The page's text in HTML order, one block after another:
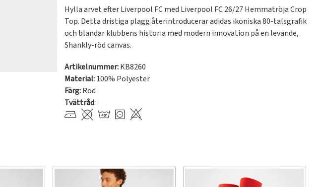
Hylla arvet efter Liverpool FC med Liverpool FC 26/27 Hemmatröja Crop
Top. Detta dristiga plagg återintroducerar adidas ikoniska 80-talsgrafik
och blandar klubbens historia med modern innovation på en levande,
Shankly-röd canvas.
Artikelnummer:KB8260
Material:100% Polyester
Färg:Röd
Tvättråd: